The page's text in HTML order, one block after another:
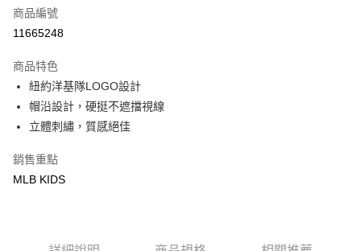
超商取貨付款
Apple Pay
街口支付
運送方式
商品編號
11665248
商品特色
紐約洋基隊LOGO設計
帽沿設計，硬挺不遮擋視線
立體刺繡，質感絕佳
銷售重點
MLB KIDS